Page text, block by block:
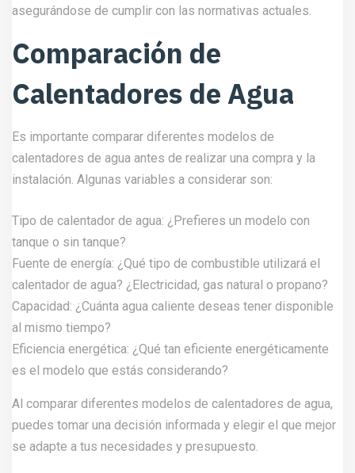
asegurándose de cumplir con las normativas actuales.
Comparación de
Calentadores de Agua
Es importante comparar diferentes modelos de
calentadores de agua antes de realizar una compra y la
instalación. Algunas variables a considerar son:
Tipo de calentador de agua: ¿Prefieres un modelo con
tanque o sin tanque?
Fuente de energía: ¿Qué tipo de combustible utilizará el
calentador de agua? ¿Electricidad, gas natural o propano?
Capacidad: ¿Cuánta agua caliente deseas tener disponible
al mismo tiempo?
Eficiencia energética: ¿Qué tan eficiente energéticamente
es el modelo que estás considerando?
Al comparar diferentes modelos de calentadores de agua,
puedes tomar una decisión informada y elegir el que mejor
se adapte a tus necesidades y presupuesto.